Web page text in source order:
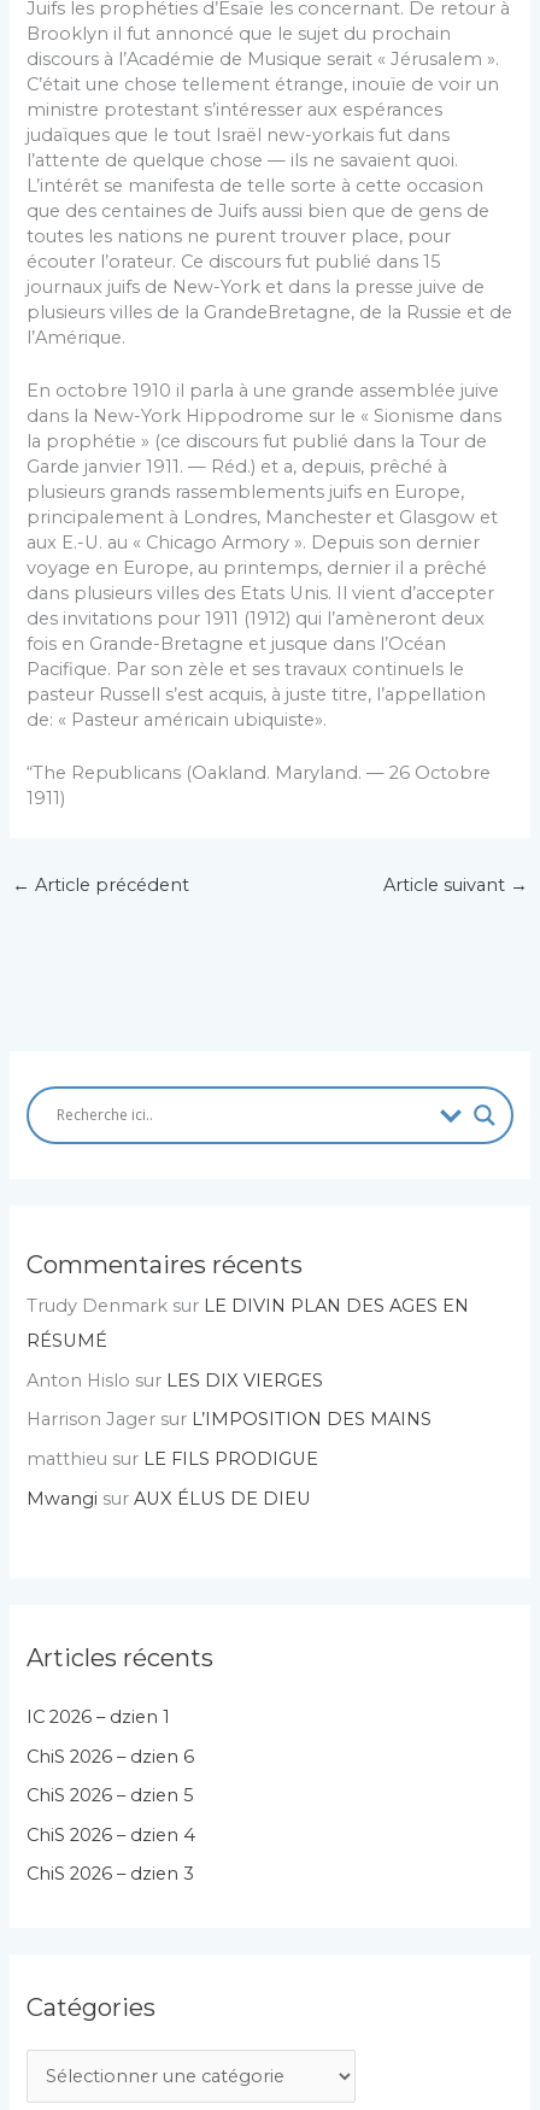
Juifs les prophéties d’Esaïe les concernant. De retour à
Brooklyn il fut annoncé que le sujet du prochain
discours à l’Académie de Musique serait « Jérusalem ».
C’était une chose tellement étrange, inouïe de voir un
ministre protestant s’intéresser aux espérances
judaïques que le tout Israël new-­yorkais fut dans
l’attente de quelque chose — ils ne savaient quoi.
L’intérêt se manifesta de telle sorte à cette occasion
que des centaines de Juifs aussi bien que de gens de
toutes les nations ne purent trouver place, pour
écouter l’orateur. Ce discours fut publié dans 15
journaux juifs de New-York et dans la presse juive de
plusieurs villes de la Grande­Bretagne, de la Russie et de
l’Amérique.
En octobre 1910 il parla à une grande assemblée juive
dans la New-York Hippodrome sur le « Sionis­me dans
la prophétie » (ce discours fut publié dans la Tour de
Garde janvier 1911. — Réd.) et a, depuis, prêché à
plusieurs grands rassemblements juifs en Europe,
principalement à Londres, Manchester et Glasgow et
aux E.-U. au « Chicago Armory ». De­puis son dernier
voyage en Europe, au printemps, dernier il a prêché
dans plusieurs villes des Etats ­Unis. Il vient d’accepter
des invitations pour 1911 (1912) qui l’amèneront deux
fois en Grande-Bretagne et jusque dans l’Océan
Pacifique. Par son zèle et ses travaux continuels le
pasteur Russell s’est ac­quis, à juste titre, l’appellation
de: « Pasteur améri­cain ubiquiste».
“The Republicans (Oakland. Maryland. — 26 Oc­tobre
1911)
← Article précédent Article suivant →
Commentaires récents
Trudy Denmark sur LE DIVIN PLAN DES AGES EN
RÉSUMÉ
Anton Hislo sur LES DIX VIERGES
Harrison Jager sur L’IMPOSITION DES MAINS
matthieu sur LE FILS PRODIGUE
Mwangi surAUX ÉLUS DE DIEU
Articles récents
IC 2026 – dzien 1
ChiS 2026 – dzien 6
ChiS 2026 – dzien 5
ChiS 2026 – dzien 4
ChiS 2026 – dzien 3
Catégories
a